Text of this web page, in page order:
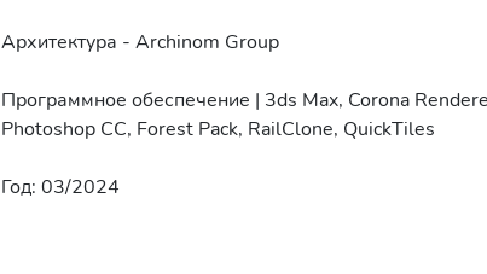
Архитектура - Archinom Group
Программное обеспечение | 3ds Max, Corona
Photoshop CC, Forest Pack, RailClone, QuickTiles
Год: 03/2024